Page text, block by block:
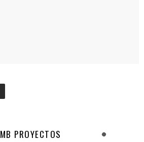
MB PROYECTOS